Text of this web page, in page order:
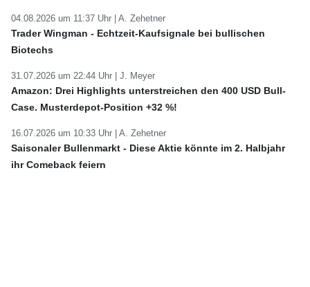
04.08.2026 um 11:37 Uhr | A. Zehetner
Trader Wingman - Echtzeit-Kaufsignale bei bullischen
Biotechs
31.07.2026 um 22:44 Uhr | J. Meyer
Amazon: Drei Highlights unterstreichen den 400 USD Bull-
Case. Musterdepot-Position +32 %!
16.07.2026 um 10:33 Uhr | A. Zehetner
Saisonaler Bullenmarkt - Diese Aktie könnte im 2. Halbjahr
ihr Comeback feiern